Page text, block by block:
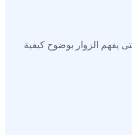
الزوار بوضوح كيفية